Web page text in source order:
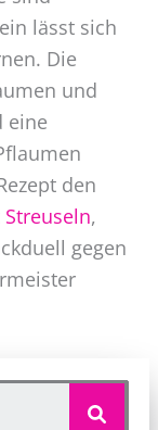
lässt sich
Die
und
eine
den
,
gegen